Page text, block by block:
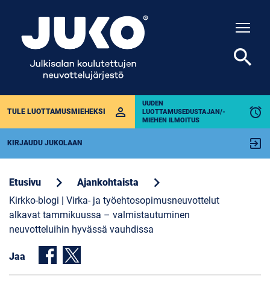
TULE LUOTTAMUSMIEHEKSI perm_identity
UUDEN
LUOTTAMUSEDUSTAJAN/-
MIEHEN ILMOITUS
alarm
KIRJAUDU JUKOLAAN exit_to_app
search
Etusivu chevron_right Ajankohtaista chevron_right
Kirkko-blogi | Virka- ja työehtosopimusneuvottelut
alkavat tammikuussa – valmistautuminen
neuvotteluihin hyvässä vauhdissa
Jaa